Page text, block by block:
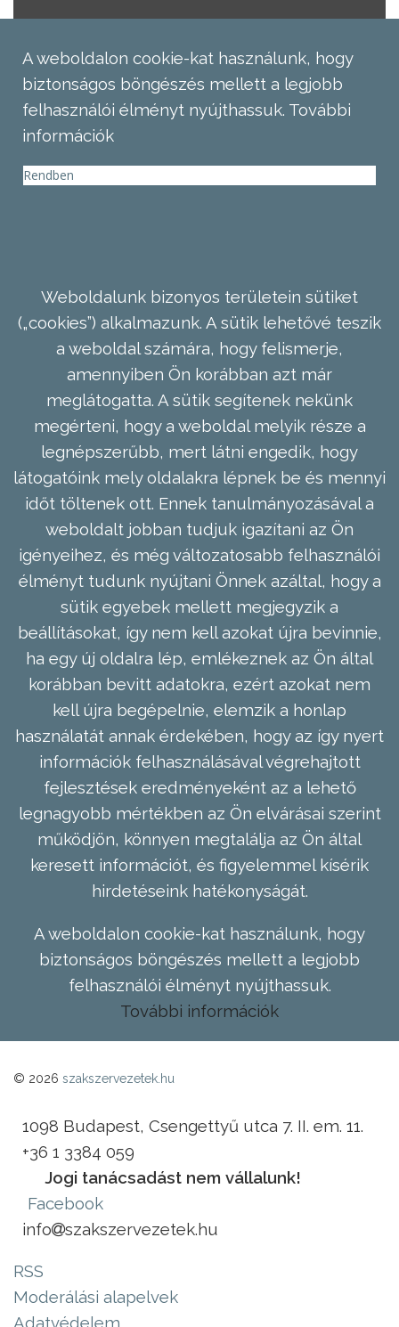
A weboldalon cookie-kat használunk, hogy
biztonságos böngészés mellett a legjobb
felhasználói élményt nyújthassuk. További
információk
Rendben
Weboldalunk bizonyos területein sütiket
(„cookies”) alkalmazunk. A sütik lehetővé teszik
a weboldal számára, hogy felismerje,
amennyiben Ön korábban azt már
meglátogatta. A sütik segítenek nekünk
megérteni, hogy a weboldal melyik része a
legnépszerűbb, mert látni engedik, hogy
látogatóink mely oldalakra lépnek be és mennyi
időt töltenek ott. Ennek tanulmányozásával a
weboldalt jobban tudjuk igazítani az Ön
igényeihez, és még változatosabb felhasználói
élményt tudunk nyújtani Önnek azáltal, hogy a
sütik egyebek mellett megjegyzik a
beállításokat, így nem kell azokat újra bevinnie,
ha egy új oldalra lép, emlékeznek az Ön által
korábban bevitt adatokra, ezért azokat nem
kell újra begépelnie, elemzik a honlap
használatát annak érdekében, hogy az így nyert
információk felhasználásával végrehajtott
fejlesztések eredményeként az a lehető
legnagyobb mértékben az Ön elvárásai szerint
működjön, könnyen megtalálja az Ön által
keresett információt, és figyelemmel kísérik
hirdetéseink hatékonyságát.
A weboldalon cookie-kat használunk, hogy
biztonságos böngészés mellett a legjobb
felhasználói élményt nyújthassuk.
További információk
© 2026 szakszervezetek.hu
1098 Budapest, Csengettyű utca 7. II. em. 11.
+36 1 3384 059
Jogi tanácsadást nem vállalunk!
Facebook
info
szakszervezetek.hu
RSS
Moderálási alapelvek
Adatvédelem